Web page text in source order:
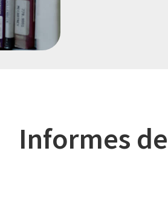
Informes